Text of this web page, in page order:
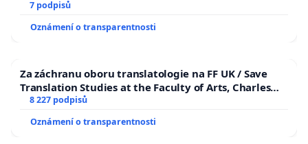
7 podpisů
Oznámení o transparentnosti
Za záchranu oboru translatologie na FF UK / Save
Translation Studies at the Faculty of Arts, Charles
University
8 227 podpisů
Oznámení o transparentnosti